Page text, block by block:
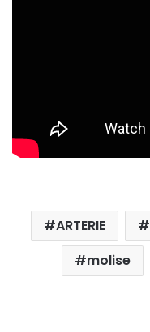
ARTERIE
molise